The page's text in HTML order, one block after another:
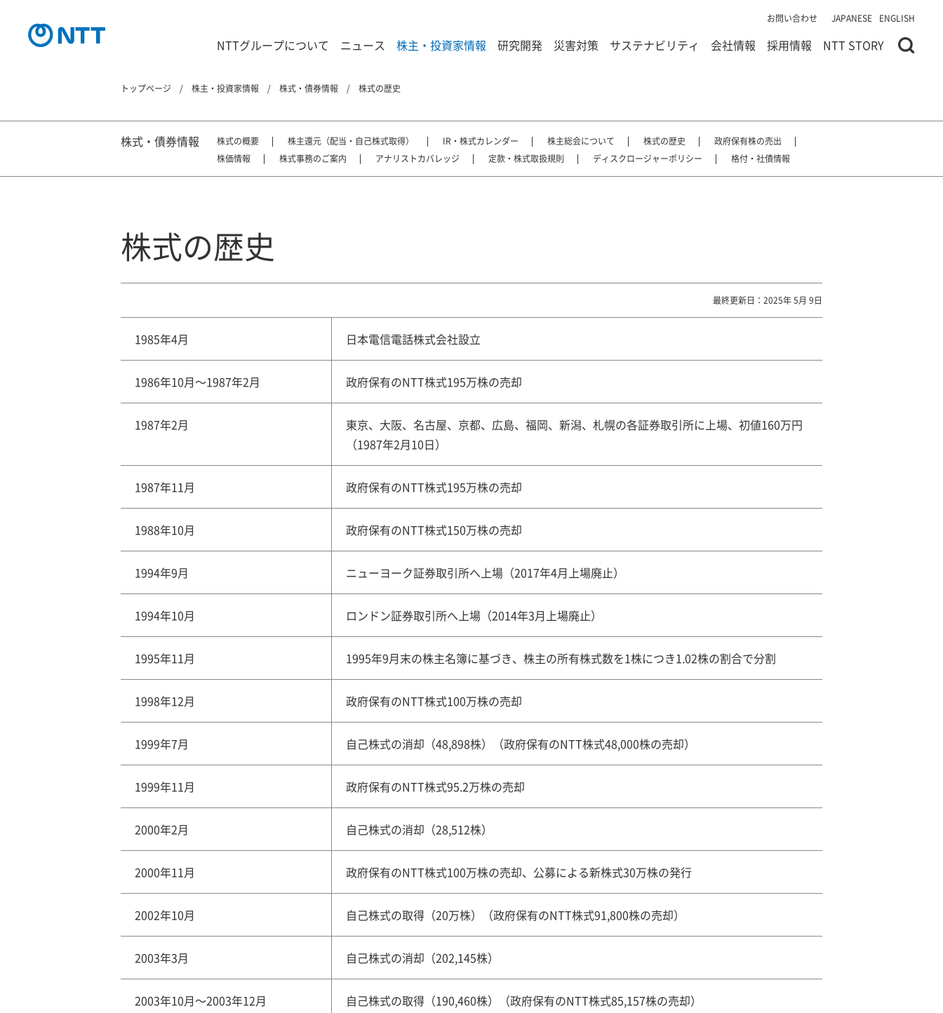
お問い合わせ JAPANESE ENGLISH
NTTグループについて ニュース 株主・投資家情報 研究開発 災害対策 サステナビリティ 会社情報 採用情報 NTT STORY
トップページ 株主・投資家情報 株式・債券情報 株式の歴史
株式・債券情報 株式の概要 株主還元（配当・自己株式取得） IR・株式カレンダー 株主総会について 株式の歴史
政府保有株の売出
株価情報
株式事務のご案内 アナリストカバレッジ 定款・株式取扱規則 ディスクロージャーポリシー 格付・社債情報
株式の歴史
最終更新日：2025年 5月 9日
1985年4月 日本電信電話株式会社設立
1986年10月～1987年2月 政府保有のNTT株式195万株の売却
1987年2月
東京、大阪、名古屋、京都、広島、福岡、新潟、札幌の各証券取引所に上場、初値160万円
（1987年2月10日）
1987年11月 政府保有のNTT株式195万株の売却
1988年10月 政府保有のNTT株式150万株の売却
1994年9月 ニューヨーク証券取引所へ上場（2017年4月上場廃止）
1994年10月 ロンドン証券取引所へ上場（2014年3月上場廃止）
1995年11月 1995年9月末の株主名簿に基づき、株主の所有株式数を1株につき1.02株の割合で分割
1998年12月 政府保有のNTT株式100万株の売却
1999年7月 自己株式の消却（48,898株）（政府保有のNTT株式48,000株の売却）
1999年11月 政府保有のNTT株式95.2万株の売却
2000年2月 自己株式の消却（28,512株）
2000年11月 政府保有のNTT株式100万株の売却、公募による新株式30万株の発行
2002年10月 自己株式の取得（20万株）（政府保有のNTT株式91,800株の売却）
2003年3月 自己株式の消却（202,145株）
2003年10月～2003年12月 自己株式の取得（190,460株）（政府保有のNTT株式85,157株の売却）